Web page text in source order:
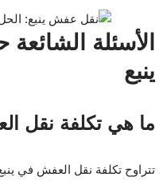
الأسئلة
ينبع
ما هي تكلفة نقل